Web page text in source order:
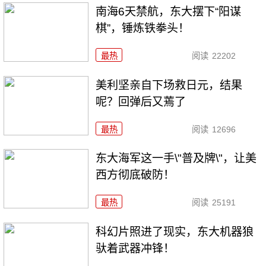
南海6天禁航，东大摆下“阳谋
棋”，锤炼铁拳头！
最热 阅读 22202
美利坚亲自下场救日元，结果
呢？回弹后又蔫了
最热 阅读 12696
东大海军这一手\"普及牌\"，让美
西方彻底破防！
最热 阅读 25191
科幻片照进了现实，东大机器狼
驮着武器冲锋！